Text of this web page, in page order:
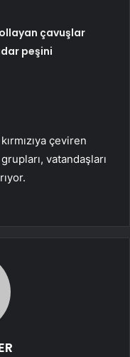
çavuşlar
peşini
çeviren
vatandaşları